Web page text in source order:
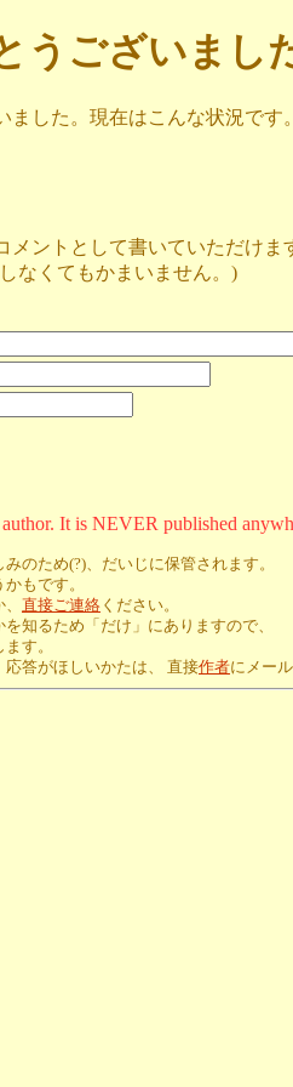
うございまし
した。現在はこんな状況です。
ントとして書いていただけま
なくてもかまいません。)
It is NEVER published
のため(?)、だいじに保管されます。
もです。
直接ご連絡 ください。
知るため「だけ」にありますので、
す。
答がほしいかたは、 直接作者にメー